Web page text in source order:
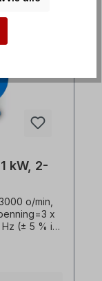
for
egnet for
og IEC
er
om
kW, 2-
o/min,
x
(± 5 % i
%,